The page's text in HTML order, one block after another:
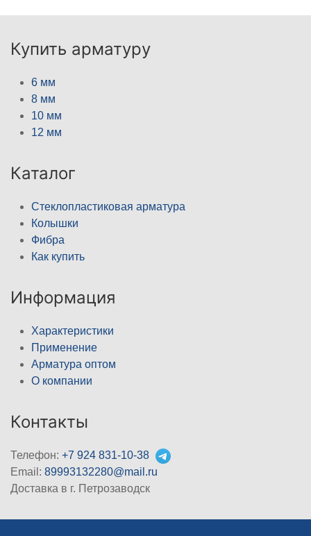
Купить арматуру
6 мм
8 мм
10 мм
12 мм
Каталог
Стеклопластиковая арматура
Колышки
Фибра
Как купить
Информация
Характеристики
Применение
Арматура оптом
О компании
Контакты
Телефон: +7 924 831-10-38
Email: 89993132280@mail.ru
Доставка в г. Петрозаводск